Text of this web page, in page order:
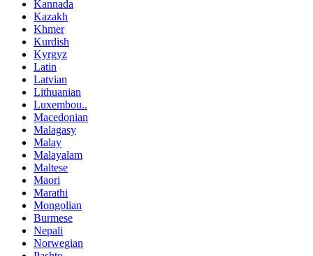
Kannada
Kazakh
Khmer
Kurdish
Kyrgyz
Latin
Latvian
Lithuanian
Luxembou..
Macedonian
Malagasy
Malay
Malayalam
Maltese
Maori
Marathi
Mongolian
Burmese
Nepali
Norwegian